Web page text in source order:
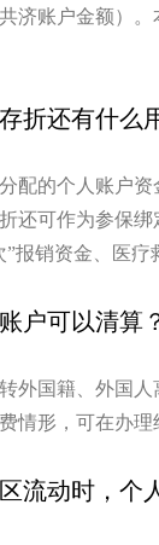
济账户金额）
折还有什么
的个人账户资
还可作为参保
”报销资金、医疗
户可以清算
国籍、外国人
情形，可在办
流动时，个